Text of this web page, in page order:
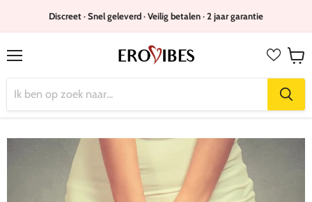
Discreet · Snel geleverd · Veilig betalen · 2 jaar garantie